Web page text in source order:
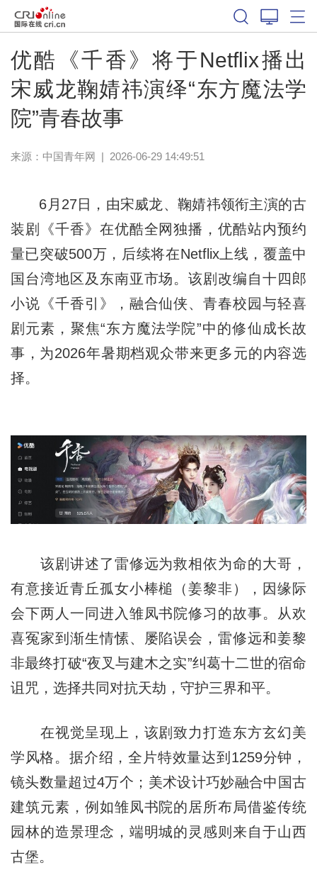
优酷《千香》将于Netflix播出
宋威龙鞠婧祎演绎“东方魔法学
院”青春故事
来源： 中国青年网 | 2026-06-29 14:49:51
6月27日，由宋威龙、鞠婧祎领衔主演的古
装剧《千香》在优酷全网独播，优酷站内预约
量已突破500万，后续将在Netflix上线，覆盖中
国台湾地区及东南亚市场。该剧改编自十四郎
小说《千香引》，融合仙侠、青春校园与轻喜
剧元素，聚焦“东方魔法学院”中的修仙成长故
事，为2026年暑期档观众带来更多元的内容选
择。
该剧讲述了雷修远为救相依为命的大哥，
有意接近青丘孤女小棒槌（姜黎非），因缘际
会下两人一同进入雏凤书院修习的故事。从欢
喜冤家到渐生情愫、屡陷误会，雷修远和姜黎
非最终打破“夜叉与建木之实”纠葛十二世的宿命
诅咒，选择共同对抗天劫，守护三界和平。
在视觉呈现上，该剧致力打造东方玄幻美
学风格。据介绍，全片特效量达到1259分钟，
镜头数量超过4万个；美术设计巧妙融合中国古
建筑元素，例如雏凤书院的居所布局借鉴传统
园林的造景理念，端明城的灵感则来自于山西
古堡。